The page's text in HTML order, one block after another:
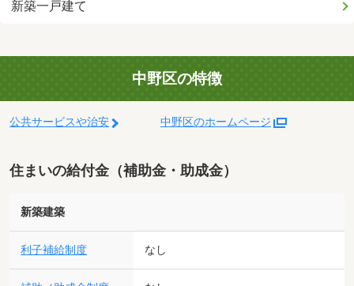
新築一戸建て
中野区の特徴
公共サービスや治安 中野区のホームページ
住まいの給付金（補助金・助成金）
新築建築
利子補給制度 なし